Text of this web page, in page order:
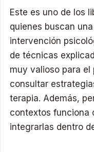
Este es uno de los
quienes buscan
intervención
de técnicas
muy valioso para
consultar
terapia. Además,
contextos funciona
integrarlas dentro